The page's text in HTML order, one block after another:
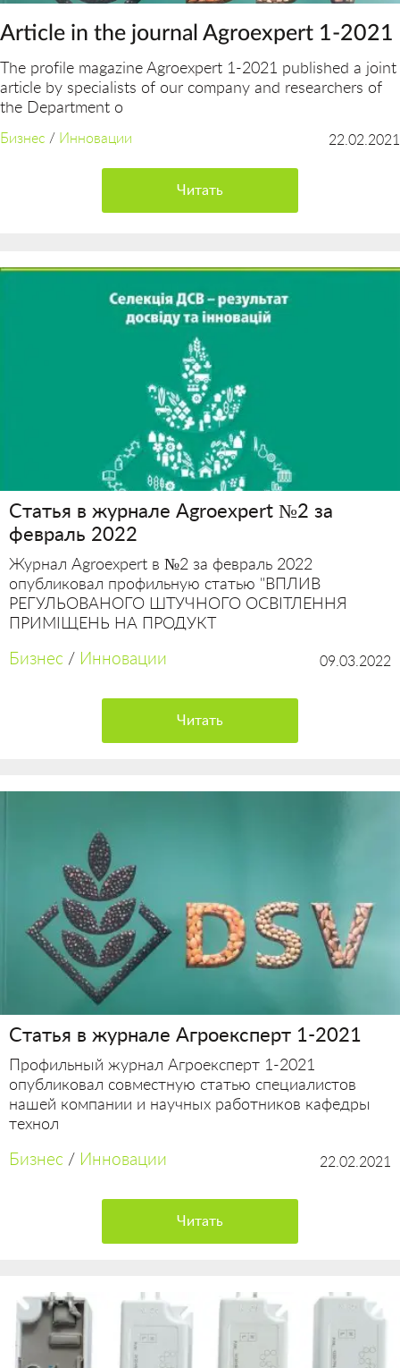
Article in the journal Agroexpert 1-2021
Бизнес / Инновации
The profile magazine Agroexpert 1-2021 published a joint
article by specialists of our company and researchers of
the Department o
22.02.2021
Читать
Статья в журнале Agroexpert №2 за
февраль 2022
Журнал Agroexpert в №2 за февраль 2022
опубликовал профильную статью "ВПЛИВ
РЕГУЛЬОВАНОГО ШТУЧНОГО ОСВІТЛЕННЯ
ПРИМІЩЕНЬ НА ПРОДУКТ
Бизнес / Инновации 09.03.2022
Читать
Статья в журнале Агроексперт 1-2021
Профильный журнал Агроексперт 1-2021
опубликовал совместную статью специалистов
нашей компании и научных работников кафедры
технол
Бизнес / Инновации 22.02.2021
Читать